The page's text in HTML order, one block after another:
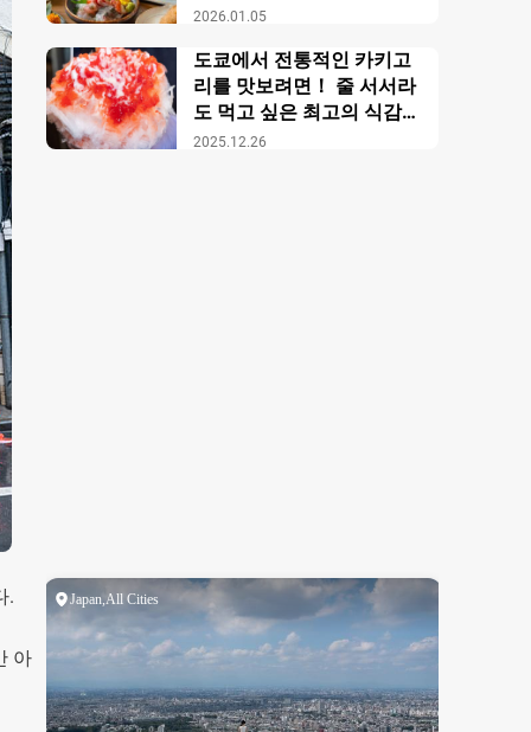
.
아
2026.01.05
각을 만끽【니혼슈 바루 카
2025.12.26
도쿄에서 전통적인 카키고
리를 맛보려면！ 줄 서서라
도 먹고 싶은 최고의 식감의
비밀【우에노 카키고리 센